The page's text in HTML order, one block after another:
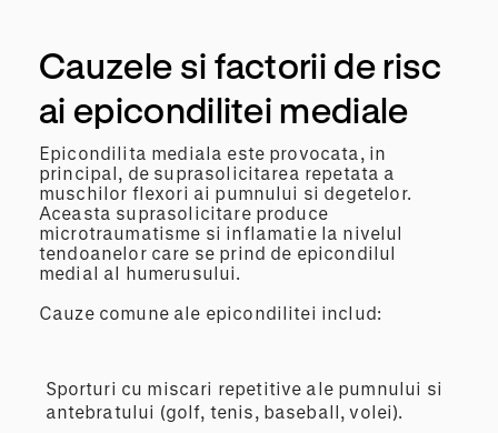
Cauzele si factorii de risc
ai epicondilitei mediale
Epicondilita mediala este provocata, in
principal, de suprasolicitarea repetata a
muschilor flexori ai pumnului si degetelor.
Aceasta suprasolicitare produce
microtraumatisme si inflamatie la nivelul
tendoanelor care se prind de epicondilul
medial al humerusului.
Cauze comune ale epicondilitei includ:
Sporturi cu miscari repetitive ale pumnului si
antebratului (golf, tenis, baseball, volei).